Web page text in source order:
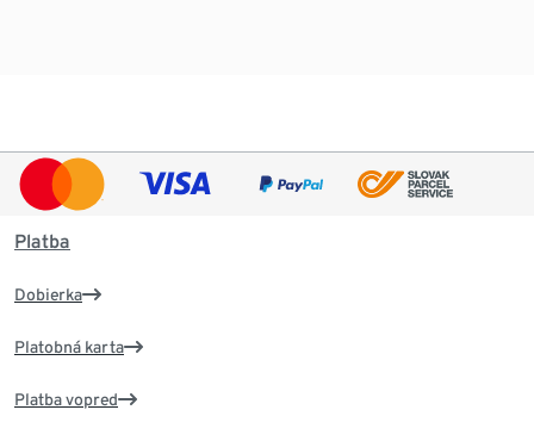
Platba
Dobierka
Platobná karta
Platba vopred